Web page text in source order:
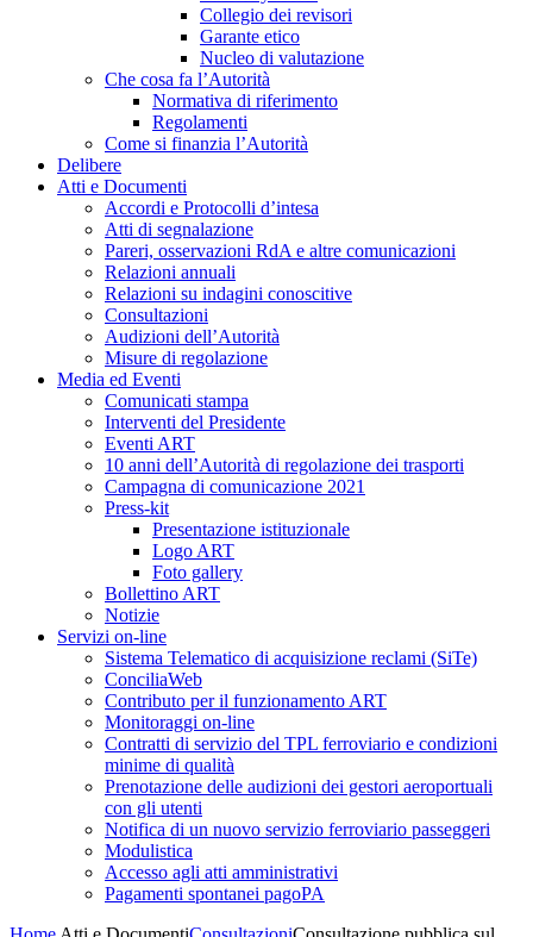
Collegio dei revisori
Garante etico
Nucleo di valutazione
Che cosa fa l’Autorità
Normativa di riferimento
Regolamenti
Come si finanzia l’Autorità
Delibere
Atti e Documenti
Accordi e Protocolli d’intesa
Atti di segnalazione
Pareri, osservazioni RdA e altre comunicazioni
Relazioni annuali
Relazioni su indagini conoscitive
Consultazioni
Audizioni dell’Autorità
Misure di regolazione
Media ed Eventi
Comunicati stampa
Interventi del Presidente
Eventi ART
10 anni dell’Autorità di regolazione dei trasporti
Campagna di comunicazione 2021
Press-kit
Presentazione istituzionale
Logo ART
Foto gallery
Bollettino ART
Notizie
Servizi on-line
Sistema Telematico di acquisizione reclami (SiTe)
ConciliaWeb
Contributo per il funzionamento ART
Monitoraggi on-line
Contratti di servizio del TPL ferroviario e condizioni
minime di qualità
Prenotazione delle audizioni dei gestori aeroportuali
con gli utenti
Notifica di un nuovo servizio ferroviario passeggeri
Modulistica
Accesso agli atti amministrativi
Pagamenti spontanei pagoPA